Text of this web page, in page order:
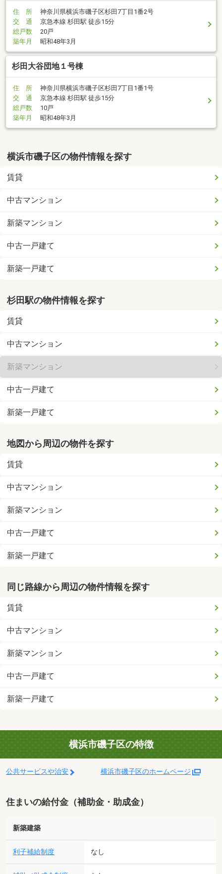
住 所
神奈川県横浜市磯子区杉田7丁目1番2号
交 通
京急本線 杉田駅 徒歩15分
総戸数
20戸
築年月
昭和48年3月
杉田大谷団地１号棟
住 所
神奈川県横浜市磯子区杉田7丁目1番1号
交 通
京急本線 杉田駅 徒歩15分
総戸数
10戸
築年月
昭和48年3月
横浜市磯子区の物件情報を探す
賃貸
中古マンション
新築マンション
中古一戸建て
新築一戸建て
杉田駅の物件情報を探す
賃貸
中古マンション
新築マンション
中古一戸建て
新築一戸建て
地図から周辺の物件を探す
賃貸
中古マンション
新築マンション
中古一戸建て
新築一戸建て
同じ路線から周辺の物件情報を探す
賃貸
中古マンション
新築マンション
中古一戸建て
新築一戸建て
横浜市磯子区の特徴
公共サービスや治安 横浜市磯子区のホームページ
住まいの給付金（補助金・助成金）
新築建築
利子補給制度 なし